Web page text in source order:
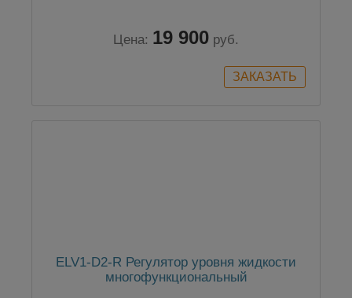
Цена: 19 900 руб.
ELV1-D2-R Регулятор уровня жидкости
многофункциональный